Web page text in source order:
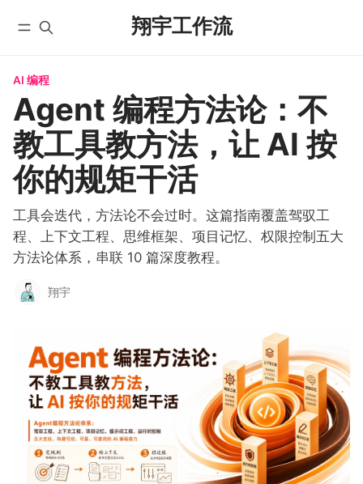
翔宇工作流
首页
自动化工作流
实战教程
入门教程
AI 编程
课程
国内版 FlowUS
国际版 BMC
关于
全部文章
YouTube
微信公众号
X/Twitter
学员实践
AI 编程
Agent 编程方法论：不
教工具教方法，让 AI 按
你的规矩干活
工具会迭代，方法论不会过时。这篇指南覆盖驾驭工
程、上下文工程、思维框架、项目记忆、权限控制五大
方法论体系，串联 10 篇深度教程。
翔宇